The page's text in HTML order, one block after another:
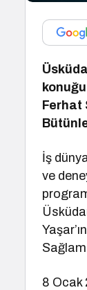
Ferhat
İş
ve
8 Ocak